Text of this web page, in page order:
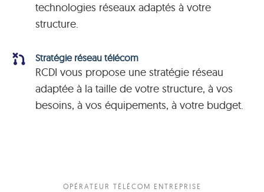
technologies réseaux adaptés à votre
structure.
Stratégie réseau télécom
RCDI vous propose une stratégie réseau
adaptée à la taille de votre structure, à vos
besoins, à vos équipements, à votre budget.
OPÉRATEUR TÉLÉCOM ENTREPRISE